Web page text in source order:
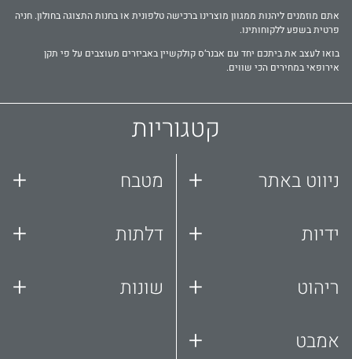
אתם מוזמנים ליהנות ממגוון מוצרינו ברכישה טלפונית או בחנות התצוגה בחולון. חניה
פרטית בשפע ללקוחותינו.
בואו לעצב את ביתכם יחד עם אבנר‘ס קולקשיין באביזרים מעוצבים על פי תקן
אירופאי במחירים הכי שווים.
קטגוריות
ניווט באתר +
ידיות +
ריהוט +
אמבט +
מטבח +
דלתות +
שונות +